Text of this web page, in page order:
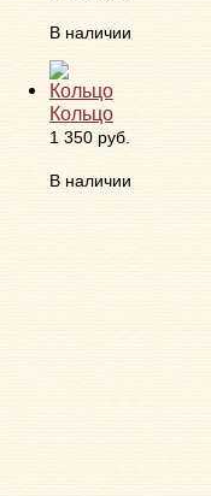
В наличии
Кольцо
1 350 руб.
В наличии